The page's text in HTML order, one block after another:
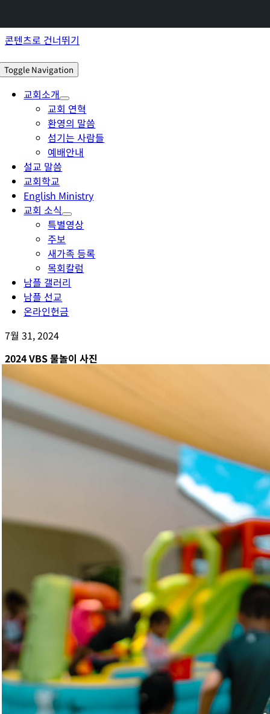
콘텐츠로 건너뛰기
Toggle Navigation
교회소개
교회 연혁
환영의 말씀
섬기는 사람들
예배안내
설교 말씀
교회학교
English Ministry
교회 소식
특별영상
주보
새가족 등록
목회칼럼
남플 갤러리
남플 선교
온라인헌금
7월 31, 2024
2024 VBS 물놀이 사진